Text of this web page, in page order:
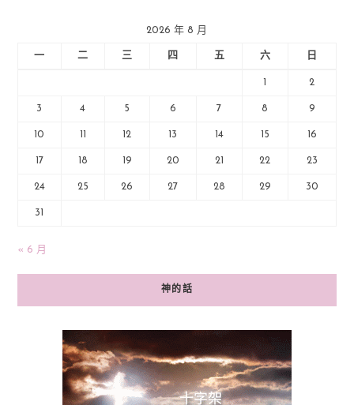
2026 年 8 月
一 二 三 四 五 六 日
1 2
3 4 5 6 7 8 9
10 11 12 13 14 15 16
17 18 19 20 21 22 23
24 25 26 27 28 29 30
31
« 6 月
神的話